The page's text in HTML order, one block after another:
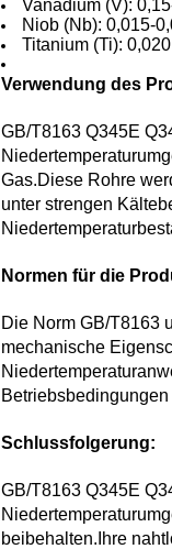
Vanadium (V):
Niob (Nb): 0,015-
Titanium (Ti):
Verwendung des
GB/T8163 Q345E
Gas.Diese Rohre
unter strengen
Normen für die
Die Norm GB/T8163
mechanische
Schlussfolgerung:
GB/T8163 Q345E
beibehalten.Ihre